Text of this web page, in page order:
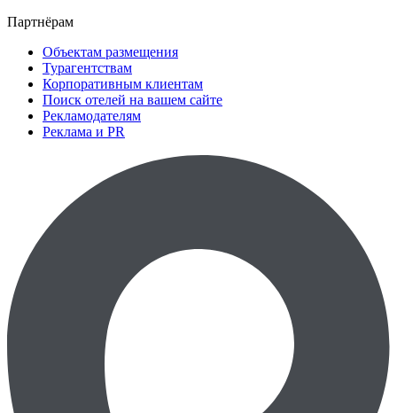
Партнёрам
Объектам размещения
Турагентствам
Корпоративным клиентам
Поиск отелей на вашем сайте
Рекламодателям
Реклама и PR